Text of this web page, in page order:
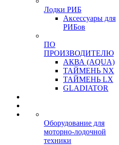
Лодки РИБ
Аксессуары для
РИБов
ПО
ПРОИЗВОДИТЕЛЮ
АКВА (AQUA)
ТАЙМЕНЬ NX
ТАЙМЕНЬ LX
GLADIATOR
Оборудование для
моторно-лодочной
техники